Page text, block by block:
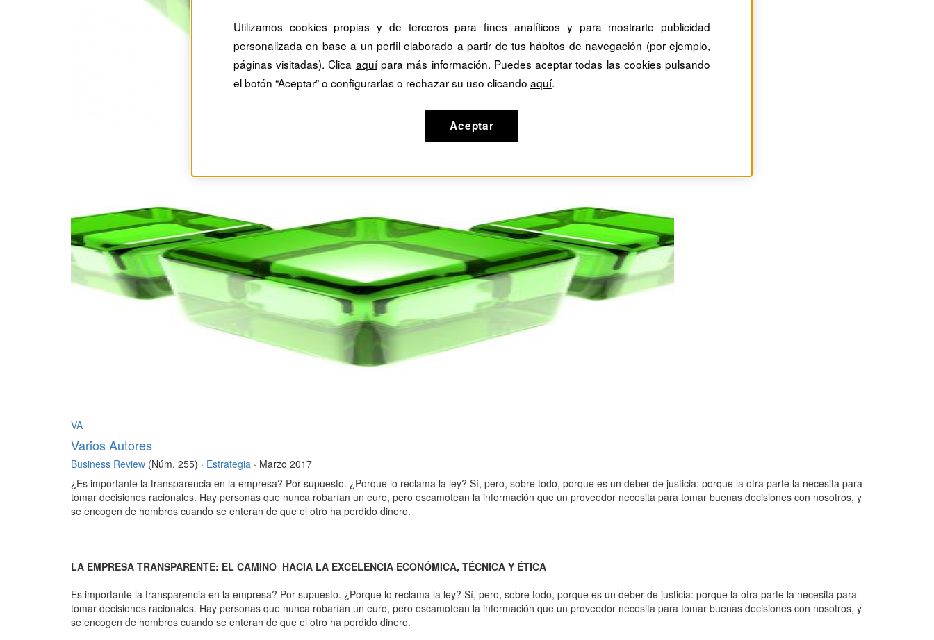
VA
Varios Autores
Business Review (Núm. 255) · Estrategia · Marzo 2017
¿Es importante la transparencia en la empresa? Por supuesto. ¿Porque lo reclama la ley? Sí, pero, sobre todo, porque es un deber de justicia: porque la otra parte la necesita para
tomar decisiones racionales. Hay personas que nunca robarían un euro, pero escamotean la información que un proveedor necesita para tomar buenas decisiones con nosotros, y
se encogen de hombros cuando se enteran de que el otro ha perdido dinero.
LA EMPRESA TRANSPARENTE: EL CAMINO HACIA LA EXCELENCIA ECONÓMICA, TÉCNICA Y ÉTICA
Es importante la transparencia en la empresa? Por supuesto. ¿Porque lo reclama la ley? Sí, pero, sobre todo, porque es un deber de justicia: porque la otra parte la necesita para
tomar decisiones racionales. Hay personas que nunca robarían un euro, pero escamotean la información que un proveedor necesita para tomar buenas decisiones con nosotros, y
se encogen de hombros cuando se enteran de que el otro ha perdido dinero.
Utilizamos cookies propias y de terceros para fines analíticos y para mostrarte publicidad
personalizada en base a un perfil elaborado a partir de tus hábitos de navegación (por ejemplo,
páginas visitadas). Clica aquípara más información. Puedes aceptar todas las cookies pulsando
el botón “Aceptar” o configurarlas o rechazar su uso clicando aquí.
Aceptar